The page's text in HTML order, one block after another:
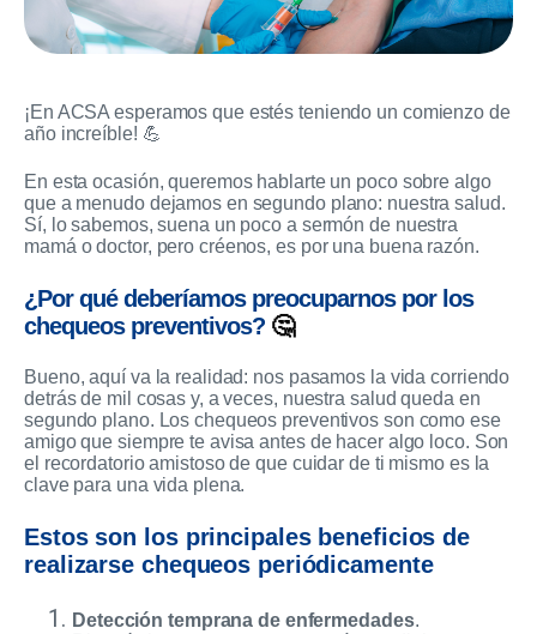
¡En ACSA esperamos que estés teniendo un comienzo de
año increíble! 💪
En esta ocasión, queremos hablarte un poco sobre algo
que a menudo dejamos en segundo plano: nuestra salud.
Sí, lo sabemos, suena un poco a sermón de nuestra
mamá o doctor, pero créenos, es por una buena razón.
¿Por qué deberíamos preocuparnos por los
chequeos preventivos? 🤔
Bueno, aquí va la realidad: nos pasamos la vida corriendo
detrás de mil cosas y, a veces, nuestra salud queda en
segundo plano. Los chequeos preventivos son como ese
amigo que siempre te avisa antes de hacer algo loco. Son
el recordatorio amistoso de que cuidar de ti mismo es la
clave para una vida plena.
Estos son los principales beneficios de
realizarse chequeos periódicamente
Detección temprana de enfermedades.